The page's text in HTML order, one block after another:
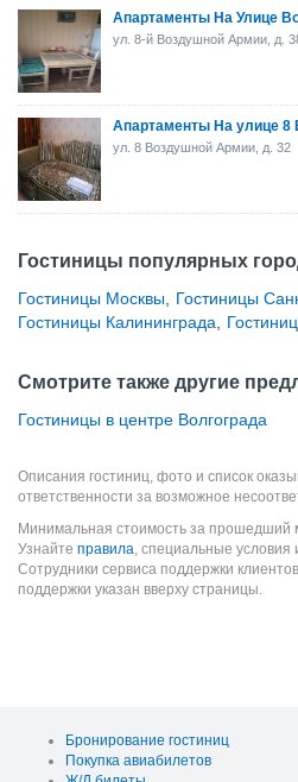
Апартаменты На Улице
ул. 8-й Воздушной Армии, д.
Апартаменты На улице
ул. 8 Воздушной Армии, д. 32
Гостиницы популярных
Гостиницы Москвы Гостиницы
Гостиницы Калининграда
Смотрите также другие
Гостиницы в центре Волгограда
Описания гостиниц, фото и список
ответственности за возможное
Минимальная стоимость за прошедший
Узнайте правила, специальные
Сотрудники сервиса поддержки
поддержки указан вверху страницы.
Бронирование гостиниц
Покупка авиабилетов